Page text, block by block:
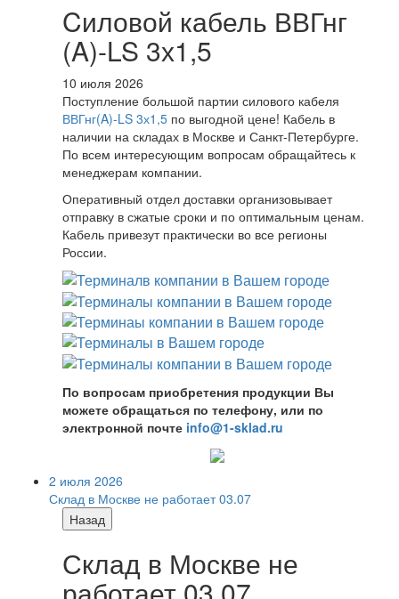
Cиловой кабель ВВГнг
(A)-LS 3х1,5
10 июля 2026
Поступление большой партии силового кабеля
ВВГнг(A)-LS 3х1,5 по выгодной цене! Кабель в
наличии на складах в Москве и Санкт-Петербурге.
По всем интересующим вопросам обращайтесь к
менеджерам компании.
Оперативный отдел доставки организовывает
отправку в сжатые сроки и по оптимальным ценам.
Кабель привезут практически во все регионы
России.
По вопросам приобретения продукции Вы
можете обращаться по телефону, или по
электронной почте info@1-sklad.ru
2 июля 2026
Склад в Москве не работает 03.07
Назад
Склад в Москве не